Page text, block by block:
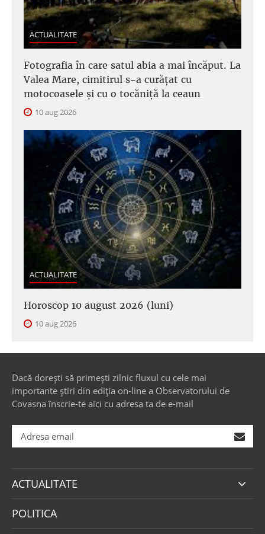
ACTUALITATE
Fotografia în care satul abia a mai încăput. La
Valea Mare, cimitirul s-a curățat cu
motocoasele și cu o tocăniță la ceaun
10 aug 2026
ACTUALITATE
Horoscop 10 august 2026 (luni)
10 aug 2026
Dacă dorești să primești zilnic fluxul cu cele mai
importante știri din ediția on-line a Observatorului de
Covasna înscrie-te aici cu adresa ta de e-mail
ACTUALITATE
POLITICA